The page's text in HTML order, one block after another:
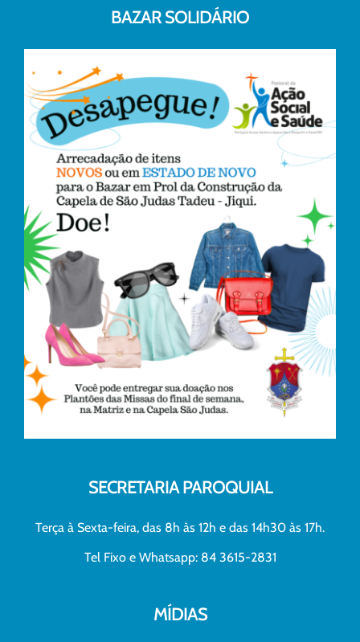
BAZAR SOLIDÁRIO
SECRETARIA PAROQUIAL
Terça à Sexta-feira, das 8h às 12h e das 14h30 às 17h.
Tel Fixo e Whatsapp: 84 3615-2831
MÍDIAS